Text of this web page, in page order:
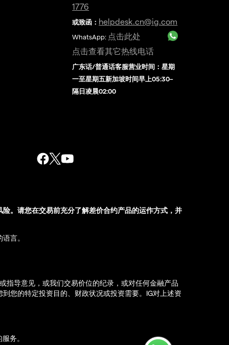
1776
或致函： helpdesk.cn@ig.com
WhatsApp: 点击此处
点击查看其它热线电话
广东话/普通话客服营业时间：星期
一至星期五新加坡时间早上05:30–
隔日凌晨02:00
。请您在交易前充分了解差价合约产品的运作方式，并
言。
指导意见，或我们交易价位的纪录，或对任何金融产品
您的特定投资目的、财政状况或投资需要。IG对上述资
务。